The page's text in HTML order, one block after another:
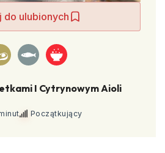
do ulubionych
I Cytrynowym Aioli
Początkujący